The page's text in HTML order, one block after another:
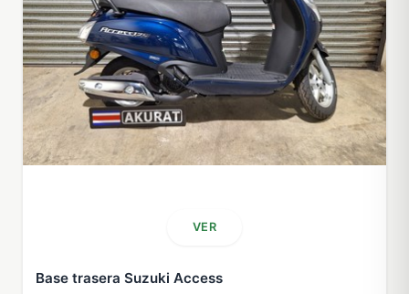
VER
Base trasera Suzuki Access